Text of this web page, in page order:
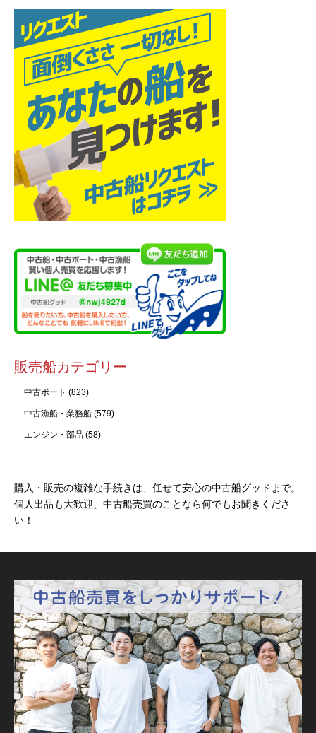
販売船カテゴリー
中古ボート (823)
中古漁船・業務船 (579)
エンジン・部品 (58)
購入・販売の複雑な手続きは、任せて安心の中古船グッドまで。
個人出品も大歓迎、中古船売買のことなら何でもお聞きくださ
い！